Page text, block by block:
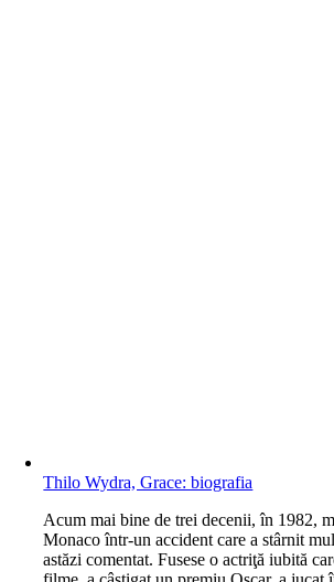
Thilo Wydra, Grace: biografia
Acum mai bine de trei decenii, în 1982,
Monaco într-un accident care a stârnit
astăzi comentat. Fusese o actriţă iubită